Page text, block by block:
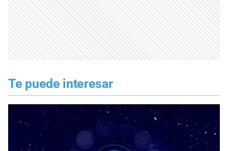
Te puede interesar